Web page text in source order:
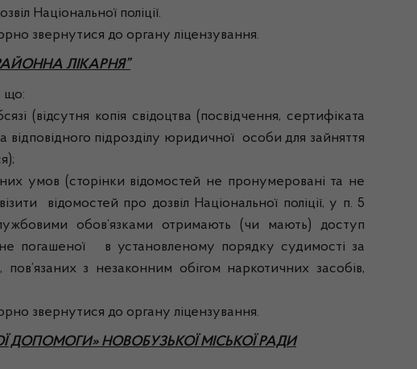
Національної поліції.
звернутися до органу ліцензування.
ЛІКАРНЯ”
що:
копія свідоцтва (посвідчення, сертифіката
підрозділу юридичної особи для зайняття
умов (сторінки відомостей не пронумеровані та не
відомостей про дозвіл Національної поліції, у п. 5
обов’язками отримають (чи мають) доступ
погашеної в установленому порядку судимості за
з незаконним обігом наркотичних засобів,
звернутися до органу ліцензування.
ДОПОМОГИ» НОВОБУЗЬКОЇ МІСЬКОЇ РАДИ